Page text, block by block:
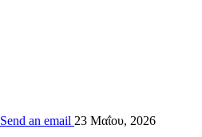
Send an email 23 Μαΐου, 2026